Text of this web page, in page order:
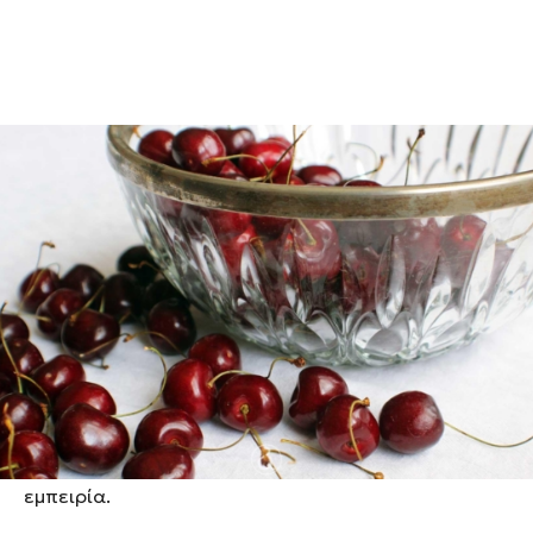
Αγορά και σωστή συντήρηση
Τα κεράσια οι παραγωγοί τα μαζεύουν ένα ένα με το
χέρι. Άπειρες φορές έχω μαζέψει κεράσια σαν παιδί
από το περιβόλι του καπάρου στο βουνό Αγίων
Πάντων, πάνω από τις Λεύκες στην Πάρο. Ήταν
εμπειρία όλες οι οικογένειες κάθε Ιούλιο στις αρχές
με τα καλαθάκια μας, σκαρφαλωμένοι όλοι στα
δέντρα του περιβολιού να μαζεύουμε, να γευόμαστε
και να κολλάνε τα χέρια και τα χείλη στα μεθυστικά
ζουμιά των κερασιών. Ακόμα το θυμάμαι σαν
εμπειρία.